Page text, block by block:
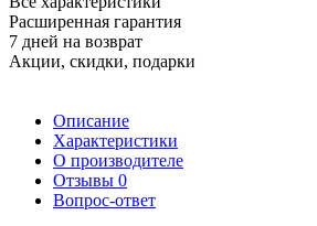
Расширенная гарантия
7 дней на возврат
Акции, скидки, подарки
Описание
Характеристики
О производителе
Отзывы 0
Вопрос-ответ